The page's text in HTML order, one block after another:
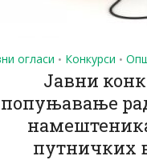
огласи • Конкурси •
Јавни
попуњавање
путничких